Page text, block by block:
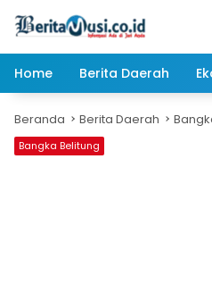
Home
Berita Daerah
Beranda Berita Daerah
Bangka Belitung